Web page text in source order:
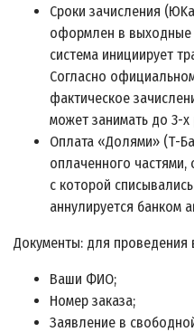
Сроки зачисления
оформлен в выходные
система инициирует
Согласно
фактическое
может занимать до 3-х
Оплата «Долями» (Т-
оплаченного частями,
с которой
аннулируется банком
Документы: для проведения
Ваши ФИО;
Номер заказа;
Заявление в